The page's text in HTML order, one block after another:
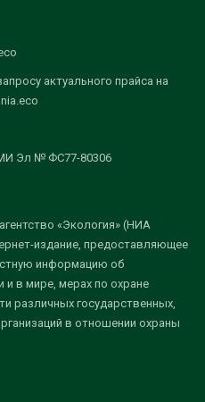
актуального прайса на
Эл № ФС77-80306
«Экология» (НИА
издание, предоставляющее
информацию об
и в мире, мерах по охране
различных государственных,
в отношении охраны